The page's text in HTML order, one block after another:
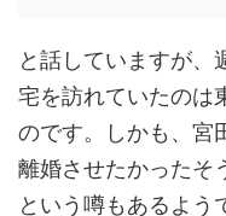
と話していますが、
宅を訪れていたのは
のです。しかも、宮
離婚させたかったそ
という噂もあるよう